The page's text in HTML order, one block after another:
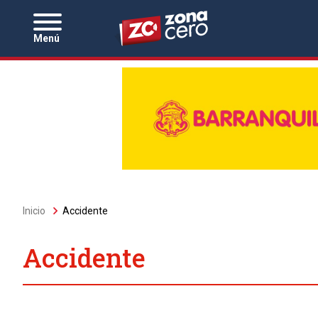
Menú
Zona Cero
Sobrescribir
a
la
Inicio Accidente
Accidente